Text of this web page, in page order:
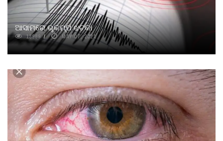
ଆସାମରେ ଭୂକମ୍ପ ଝଟକା
13989 MAY 07, 2021